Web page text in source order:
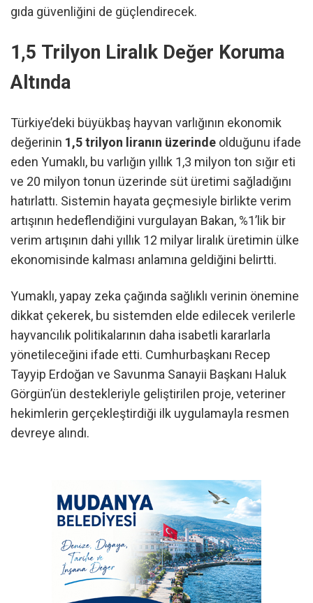
gıda güvenliğini de güçlendirecek.
1,5 Trilyon Liralık Değer Koruma
Altında
Türkiye’deki büyükbaş hayvan varlığının ekonomik
değerinin 1,5 trilyon liranın üzerinde olduğunu ifade
eden Yumaklı, bu varlığın yıllık 1,3 milyon ton sığır eti
ve 20 milyon tonun üzerinde süt üretimi sağladığını
hatırlattı. Sistemin hayata geçmesiyle birlikte verim
artışının hedeflendiğini vurgulayan Bakan, %1’lik bir
verim artışının dahi yıllık 12 milyar liralık üretimin ülke
ekonomisinde kalması anlamına geldiğini belirtti.
Yumaklı, yapay zeka çağında sağlıklı verinin önemine
dikkat çekerek, bu sistemden elde edilecek verilerle
hayvancılık politikalarının daha isabetli kararlarla
yönetileceğini ifade etti. Cumhurbaşkanı Recep
Tayyip Erdoğan ve Savunma Sanayii Başkanı Haluk
Görgün’ün destekleriyle geliştirilen proje, veteriner
hekimlerin gerçekleştirdiği ilk uygulamayla resmen
devreye alındı.